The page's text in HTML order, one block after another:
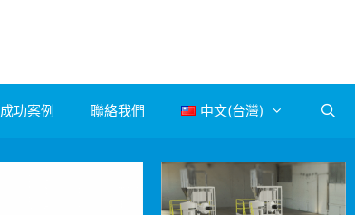
成功案例 聯絡我們 中文(台灣)